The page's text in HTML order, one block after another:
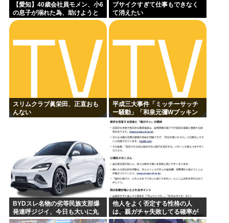
【愛知】40歳会社員モメン、小6
の息子が溺れた為、助けようと
して溺れる なお息子は妻が救出
ブサイクすぎて仕事もできなく
て消えたい
スリムクラブ眞栄田、正直おも
んない
平成三大事件「ミッチーサッチ
ー騒動」「和泉元彌Wブッキン
グ事件」あとひとつは？
BYDスレ名物の劣等民族支那爆
発連呼ジジイ、今日も大いに丸
一日吠える！160レス以上
他人をよく否定する性格の人
は、親ガチャ失敗してる確率が
高いんだって